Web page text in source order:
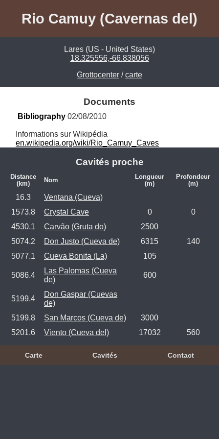
Rio Camuy (Cavernas del)
Lares (US - United States)
18.325556,-66.838056
Grottocenter /carte
Documents
Bibliography 02/08/2010
en.wikipedia.org/wiki/Rio_Camuy_Caves
Cavités proche
Distance
(km)
Nom
Longueur
(m)
Profondeur
(m)
16.3
Ventana (Cueva)
1573.8
Crystal Cave 0
0
4530.1
Carvão (Gruta do)
2500
5074.2
Don Justo (Cueva de) 6315
140
5077.1
Cueva Bonita (La) 105
5086.4
Las Palomas (Cueva
de)
600
5199.4
Don Gaspar (Cuevas
de)
5199.8
San Marcos (Cueva de)
3000
5201.6
Viento (Cueva del) 17032 560
Carte Cavités Contact